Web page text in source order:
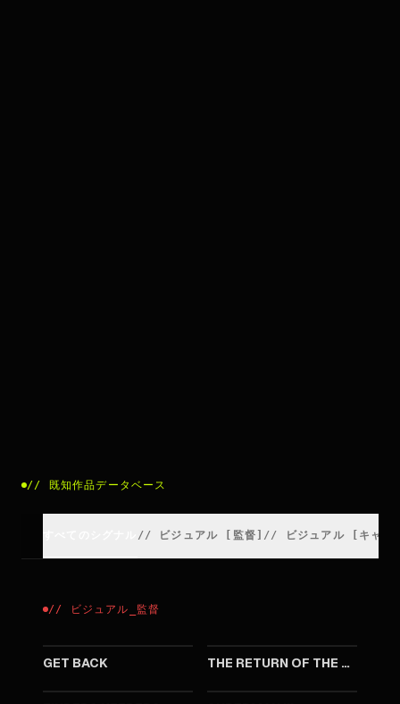
// 既知作品データベース
// ビジュアル [ 監督] // ビジュアル[ キャス
// ビジュアル
監督
GET BACK THE RETURN OF THE MUSKETEERS